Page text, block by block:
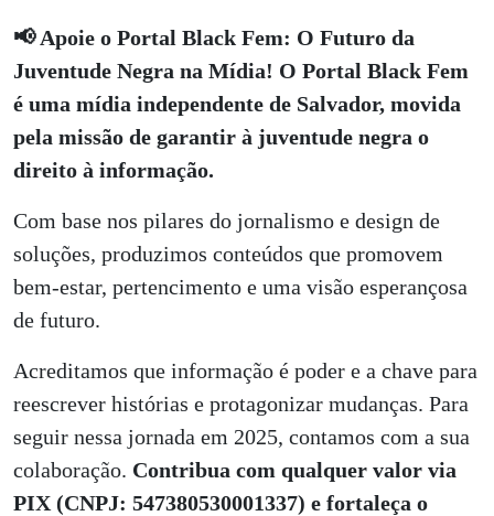
📢 Apoie o Portal Black Fem: O Futuro da
Juventude Negra na Mídia! O Portal Black Fem
é uma mídia independente de Salvador, movida
pela missão de garantir à juventude negra o
direito à informação.
Com base nos pilares do jornalismo e design de
soluções, produzimos conteúdos que promovem
bem-estar, pertencimento e uma visão esperançosa
de futuro.
Acreditamos que informação é poder e a chave para
reescrever histórias e protagonizar mudanças. Para
seguir nessa jornada em 2025, contamos com a sua
colaboração. Contribua com qualquer valor via
PIX (CNPJ: 547380530001337) e fortaleça o